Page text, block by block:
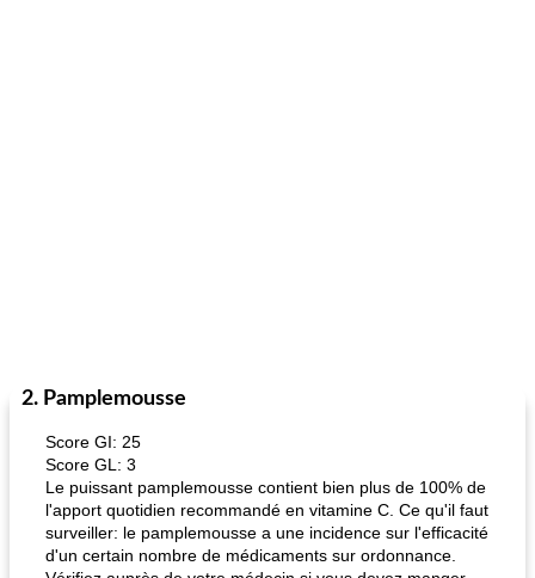
2. Pamplemousse
Score GI: 25
Score GL: 3
Le puissant pamplemousse contient bien plus de 100% de
l'apport quotidien recommandé en vitamine C. Ce qu'il faut
surveiller: le pamplemousse a une incidence sur l'efficacité
d'un certain nombre de médicaments sur ordonnance.